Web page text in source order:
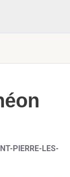
PIERRE-LES-